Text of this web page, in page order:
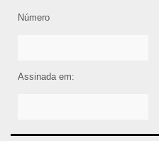
Número
Assinada em: